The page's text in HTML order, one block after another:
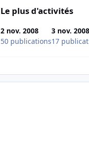
Le plus d'activités
2 nov. 2008
50 publications
3 nov. 2008
17